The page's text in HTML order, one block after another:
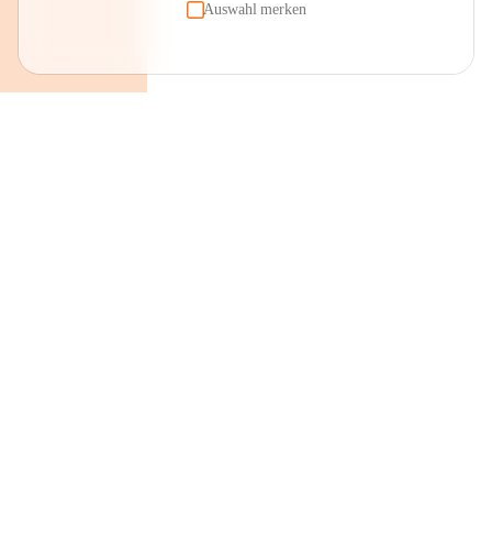
Auswahl merken